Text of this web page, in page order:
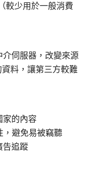
較少用於一般消費
伺服器，改變來源
料，讓第三方較難
家的內容
避免易被竊聽
告追蹤